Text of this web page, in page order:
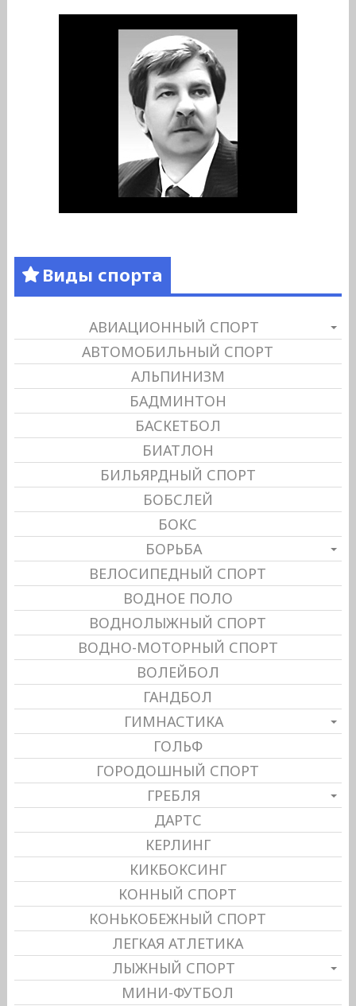
Виды спорта
АВИАЦИОННЫЙ СПОРТ
АВТОМОБИЛЬНЫЙ СПОРТ
АЛЬПИНИЗМ
БАДМИНТОН
БАСКЕТБОЛ
БИАТЛОН
БИЛЬЯРДНЫЙ СПОРТ
БОБСЛЕЙ
БОКС
БОРЬБА
ВЕЛОСИПЕДНЫЙ СПОРТ
ВОДНОЕ ПОЛО
ВОДНОЛЫЖНЫЙ СПОРТ
ВОДНО-МОТОРНЫЙ СПОРТ
ВОЛЕЙБОЛ
ГАНДБОЛ
ГИМНАСТИКА
ГОЛЬФ
ГОРОДОШНЫЙ СПОРТ
ГРЕБЛЯ
ДАРТС
КЕРЛИНГ
КИКБОКСИНГ
КОННЫЙ СПОРТ
КОНЬКОБЕЖНЫЙ СПОРТ
ЛЕГКАЯ АТЛЕТИКА
ЛЫЖНЫЙ СПОРТ
МИНИ-ФУТБОЛ